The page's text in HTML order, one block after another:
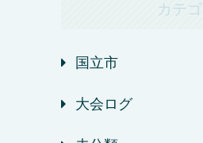
カテ
国立市
大会ログ